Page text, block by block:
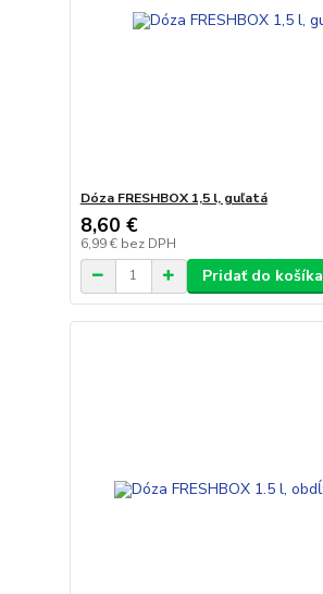
Dóza FRESHBOX 1,5 l, guľatá
8,60 €
6,99 € bez DPH
Pridať do košíka